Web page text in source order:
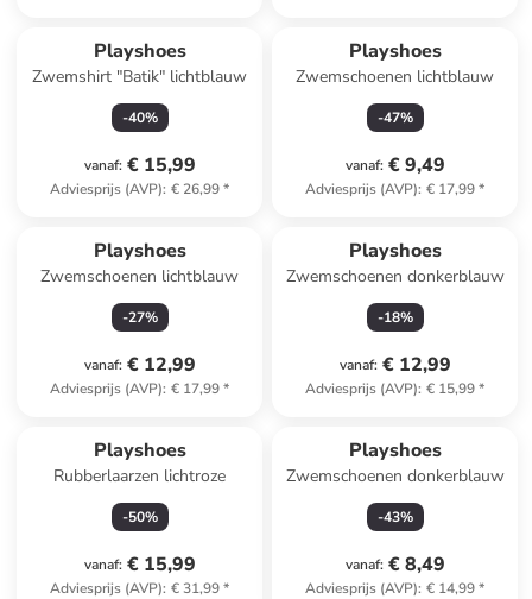
Playshoes
Zwemshirt "Batik" lichtblauw
-40%
vanaf: € 15,99
Adviesprijs (AVP): € 26,99*
Playshoes
Zwemschoenen lichtblauw
-47%
vanaf: € 9,49
Adviesprijs (AVP): € 17,99*
Playshoes
Zwemschoenen lichtblauw
-27%
vanaf: € 12,99
Adviesprijs (AVP): € 17,99*
Playshoes
Zwemschoenen donkerblauw
-18%
vanaf: € 12,99
Adviesprijs (AVP): € 15,99*
Playshoes
Rubberlaarzen lichtroze
-50%
vanaf: € 15,99
Adviesprijs (AVP): € 31,99*
Playshoes
Zwemschoenen donkerblauw
-43%
vanaf: € 8,49
Adviesprijs (AVP): € 14,99*